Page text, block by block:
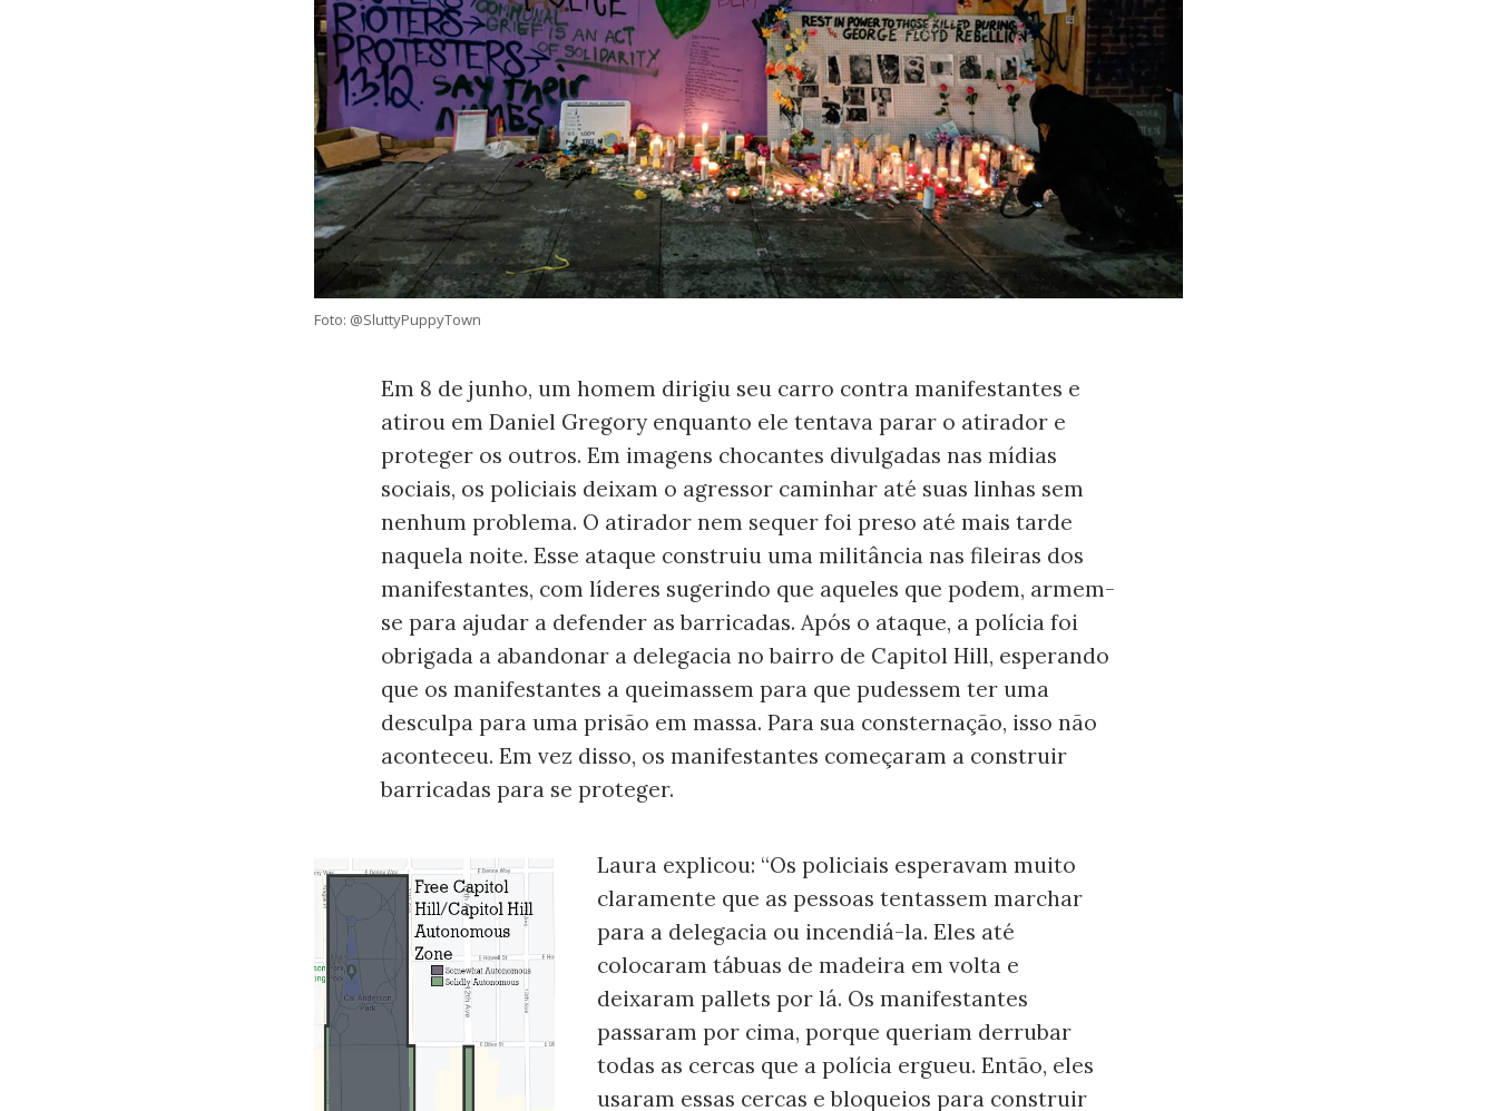
Foto: @SluttyPuppyTown
Em 8 de junho, um homem dirigiu seu carro contra manifestantes e
atirou em Daniel Gregory enquanto ele tentava parar o atirador e
proteger os outros. Em imagens chocantes divulgadas nas mídias
sociais, os policiais deixam o agressor caminhar até suas linhas sem
nenhum problema. O atirador nem sequer foi preso até mais tarde
naquela noite. Esse ataque construiu uma militância nas fileiras dos
manifestantes, com líderes sugerindo que aqueles que podem, armem-
se para ajudar a defender as barricadas. Após o ataque, a polícia foi
obrigada a abandonar a delegacia no bairro de Capitol Hill, esperando
que os manifestantes a queimassem para que pudessem ter uma
desculpa para uma prisão em massa. Para sua consternação, isso não
aconteceu. Em vez disso, os manifestantes começaram a construir
barricadas para se proteger.
Laura explicou: “Os policiais esperavam muito
claramente que as pessoas tentassem marchar
para a delegacia ou incendiá-la. Eles até
colocaram tábuas de madeira em volta e
deixaram pallets por lá. Os manifestantes
passaram por cima, porque queriam derrubar
todas as cercas que a polícia ergueu. Então, eles
usaram essas cercas e bloqueios para construir